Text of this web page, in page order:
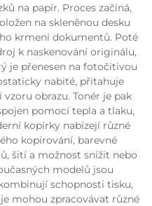
na papír. Proces začíná,
na skleněnou desku
krmení dokumentů. Poté
k naskenování originálu,
je přenesen na fotočitivou
nabité, přitahuje
obrazu. Tonér je pak
pomocí tepla a tlaku,
kopírky nabízejí různé
kopírování, barevné
šití a možnost snížit nebo
modelů jsou
schopnosti tisku,
mohou zpracovávat různé